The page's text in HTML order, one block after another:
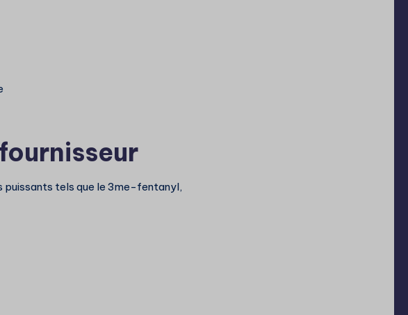
puissants tels que le 3me-fentanyl,